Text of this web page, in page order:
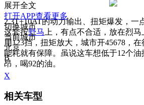
2.3T+10AT的动力输出、扭矩爆发，一
这套按野马 上，有点不合适，放在烈
用123挡，扭矩放大，城市开45678，在
能耗就有保障。虽说这车想低于12个
昂，喝92的油。
展开全文
打开APP查看更多
切换城市
当前城市
北京
B
X
相关车型